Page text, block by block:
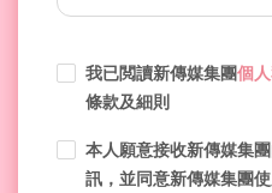
我已閲讀新傳媒集團個
條款及細則
本人願意接收新傳媒集
訊，並同意新傳媒集團